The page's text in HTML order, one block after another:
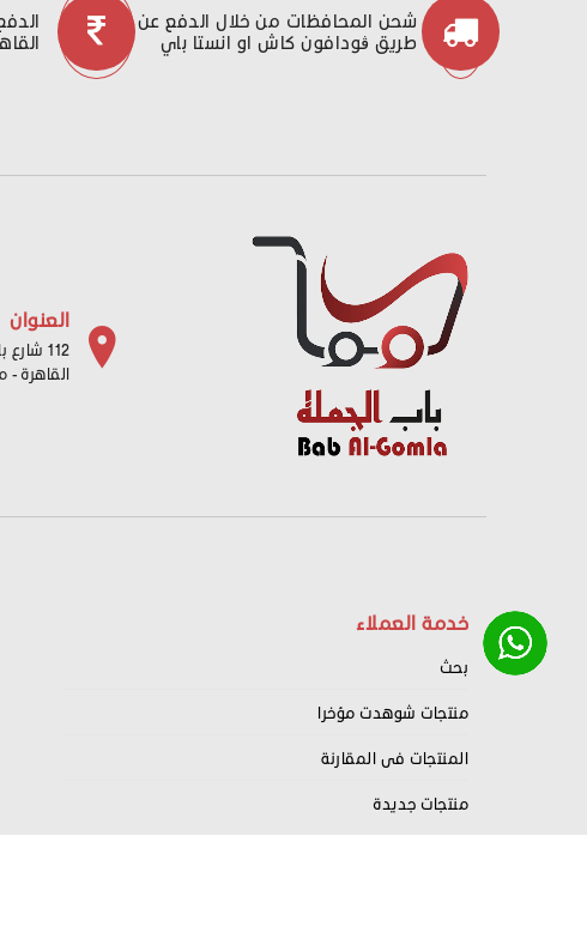
شحن المحافظات من خلال الدفع عن
طريق ڤودافون كاش او انستا باي
العنوان
112 شارع باب البحر
القاهرة -
خدمة العملاء
بحث
منتجات شوهدت مؤخرا
المنتجات فى المقارنة
منتجات جديدة